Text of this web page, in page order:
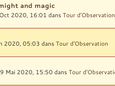
and magic
2020, 16:01 dansTour d'Observation
2020, 05:03 dansTour d'Observation
Mai 2020, 15:50 dansTour